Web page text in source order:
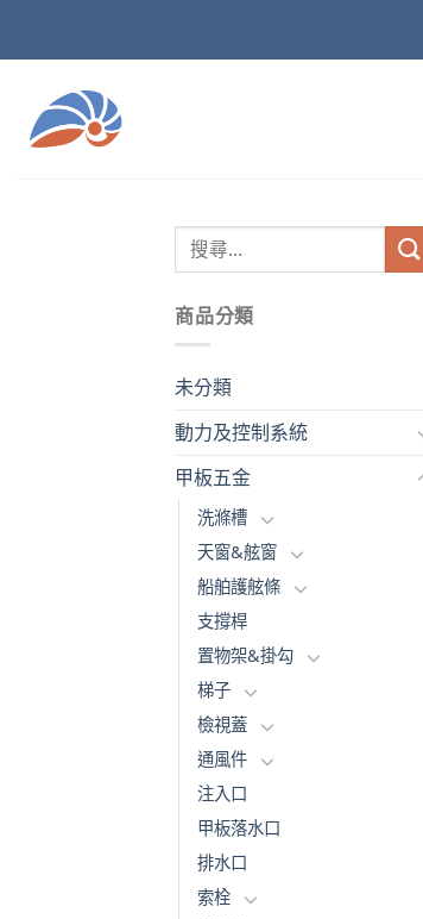
商品分類
未分類
動力及控制系統
甲板五金
洗滌槽
天窗&舷窗
船舶護舷條
支撐桿
置物架&掛勾
梯子
檢視蓋
通風件
注入口
甲板落水口
排水口
索栓